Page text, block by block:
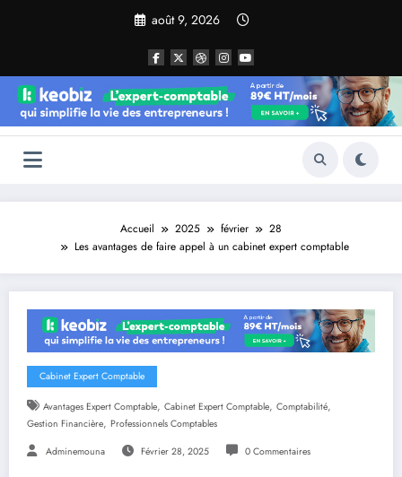
août 9, 2026
Accueil 2025 février
28
Les avantages de faire appel à un cabinet expert comptable
Cabinet Expert Comptable
Avantages Expert Comptable, Cabinet Expert Comptable, Comptabilité,
Gestion Financière, Professionnels Comptables
Adminemouna Février 28, 2025 0 Commentaires